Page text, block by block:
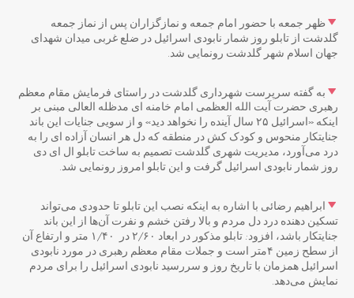
ظهر جمعه با حضور امام جمعه و نمازگزاران پس از نماز جمعه
گلدشت از تابلو روز شمار نابودی اسرائیل در ضلع غربی میدان شهدای
جهان اسلام شهر گلدشت رونمایی شد.
به گفته سرپرست شهرداری گلدشت در راستای فرمایش مقام معظم
رهبری حضرت آیت الله العظمی امام خامنه ای مدظله العالی مبنی بر
اینکه «اسرائیل ۲۵ سال آینده را نخواهد دید» و از سویی جنایات این باند
جنایتکار منحوس و کودک کش در منطقه که دل هر انسان آزاده ای را به
درد می‌آورد، مدیریت شهری گلدشت تصمیم به ساخت تابلو ال ای دی
روز شمار نابودی اسرائیل گرفت و این تابلو امروز رونمایی شد.
ابراهیم رضائی با اشاره به اینکه نصب این تابلو تا حدودی می‌تواند
تسکین دهنده درد دل مردم و بالا رفتن خشم و نفرت آن‌ها از این باند
جنایتکار باشد، افزود: تابلو مذکور در ابعاد ۲/۶۰ در ۱/۴۰ متر و ارتفاع آن
از سطح زمین ۴متر است و جملات مقام معظم رهبری در مورد نابودی
اسرائیل همزمان با تاریخ روز و سررسید نابودی اسرائیل را برای مردم
نمایش می‌دهد.